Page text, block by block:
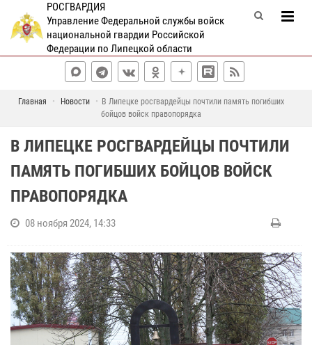
РОСГВАРДИЯ
Управление Федеральной службы войск
национальной гвардии Российской
Федерации по Липецкой области
Главная Новости
В Липецке росгвардейцы почтили память погибших
бойцов войск правопорядка
В ЛИПЕЦКЕ РОСГВАРДЕЙЦЫ ПОЧТИЛИ
ПАМЯТЬ ПОГИБШИХ БОЙЦОВ ВОЙСК
ПРАВОПОРЯДКА
08 ноября 2024, 14:33